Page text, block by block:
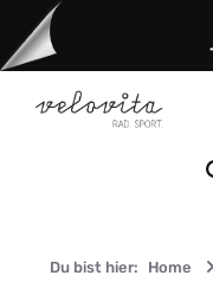
Zum Hauptinhalt
Du bist hier: Home